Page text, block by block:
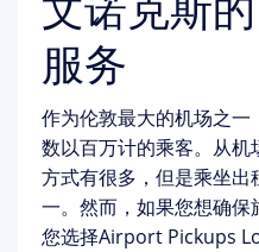
服务
作为伦敦最大的机场之一
数以百万计的乘客。从
方式有很多，但是乘坐出
一。然而，如果您想确
您选择Airport Pickups